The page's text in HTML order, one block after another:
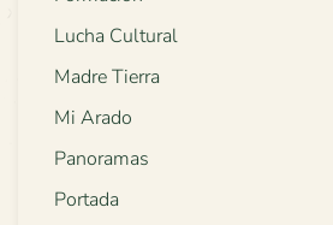
Lucha Cultural
Madre Tierra
Mi Arado
Panoramas
Portada